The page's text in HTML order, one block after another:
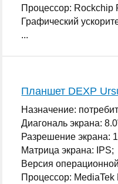
Процессор: Rockchip
Графический
...
Планшет DEXP
Назначение:
Диагональ экрана:
Разрешение экрана:
Матрица экрана: IPS;
Версия
Процессор: MediaTek